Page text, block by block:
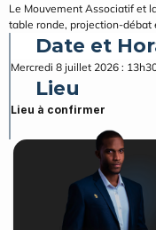
Le Mouvement Associatif et
table ronde, projection-débat
Date et
Mercredi 8 juillet 2026 :
Lieu
Lieu à confirmer